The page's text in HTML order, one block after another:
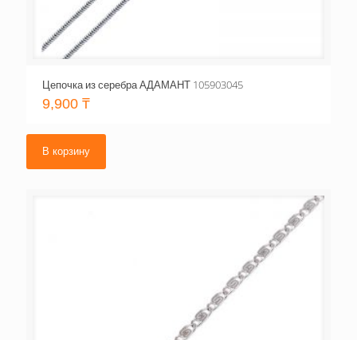
Цепочка из серебра АДАМАНТ 105903045
9,900 ₸
В корзину